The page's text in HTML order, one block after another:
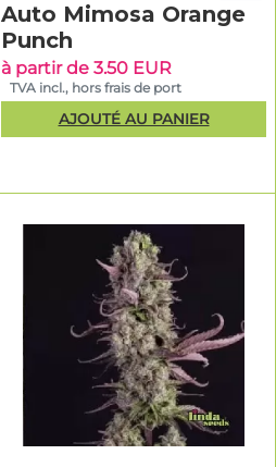
Auto Mimosa Orange
Punch
à partir de 3.50 EUR
TVA incl., hors frais de port
AJOUTÉ AU PANIER